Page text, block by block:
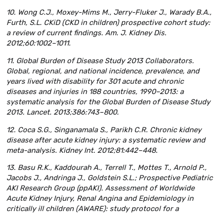
10. Wong C.J., Moxey-Mims M., Jerry-Fluker J., Warady B.A.,
Furth, S.L. CKiD (CKD in children) prospective cohort study:
a review of current findings. Am. J. Kidney Dis.
2012;60:1002–1011.
11. Global Burden of Disease Study 2013 Collaborators.
Global, regional, and national incidence, prevalence, and
years lived with disability for 301 acute and chronic
diseases and injuries in 188 countries, 1990–2013: a
systematic analysis for the Global Burden of Disease Study
2013. Lancet. 2013;386:743–800.
12. Coca S.G., Singanamala S., Parikh C.R. Chronic kidney
disease after acute kidney injury: a systematic review and
meta-analysis. Kidney Int. 2012;81:442–448.
13. Basu R.K., Kaddourah A., Terrell T., Mottes T., Arnold P.,
Jacobs J., Andringa J., Goldstein S.L.; Prospective Pediatric
AKI Research Group (ppAKI). Assessment of Worldwide
Acute Kidney Injury, Renal Angina and Epidemiology in
critically ill children (AWARE): study protocol for a